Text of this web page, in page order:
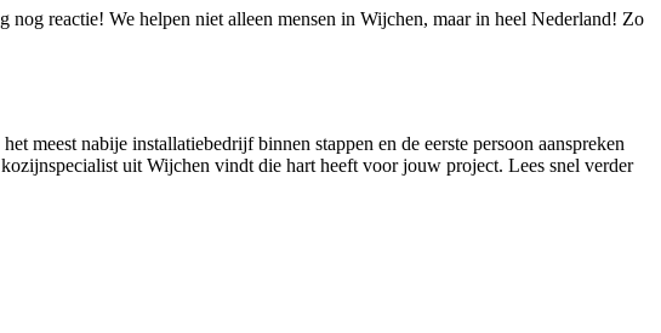
reactie! We helpen niet alleen mensen in Wijchen, maar in heel Nederland! Zo
meest nabije installatiebedrijf binnen stappen en de eerste persoon aanspreken
uit Wijchen vindt die hart heeft voor jouw project. Lees snel verder